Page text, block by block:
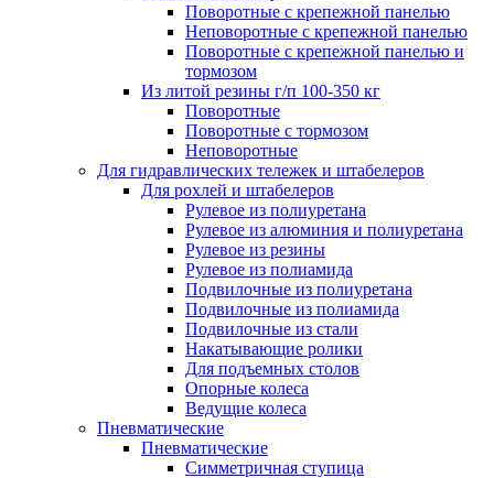
Поворотные с крепежной панелью
Неповоротные с крепежной панелью
Поворотные с крепежной панелью и
тормозом
Из литой резины г/п 100-350 кг
Поворотные
Поворотные с тормозом
Неповоротные
Для гидравлических тележек и штабелеров
Для рохлей и штабелеров
Рулевое из полиуретана
Рулевое из алюминия и полиуретана
Рулевое из резины
Рулевое из полиамида
Подвилочные из полиуретана
Подвилочные из полиамида
Подвилочные из стали
Накатывающие ролики
Для подъемных столов
Опорные колеса
Ведущие колеса
Пневматические
Пневматические
Симметричная ступица